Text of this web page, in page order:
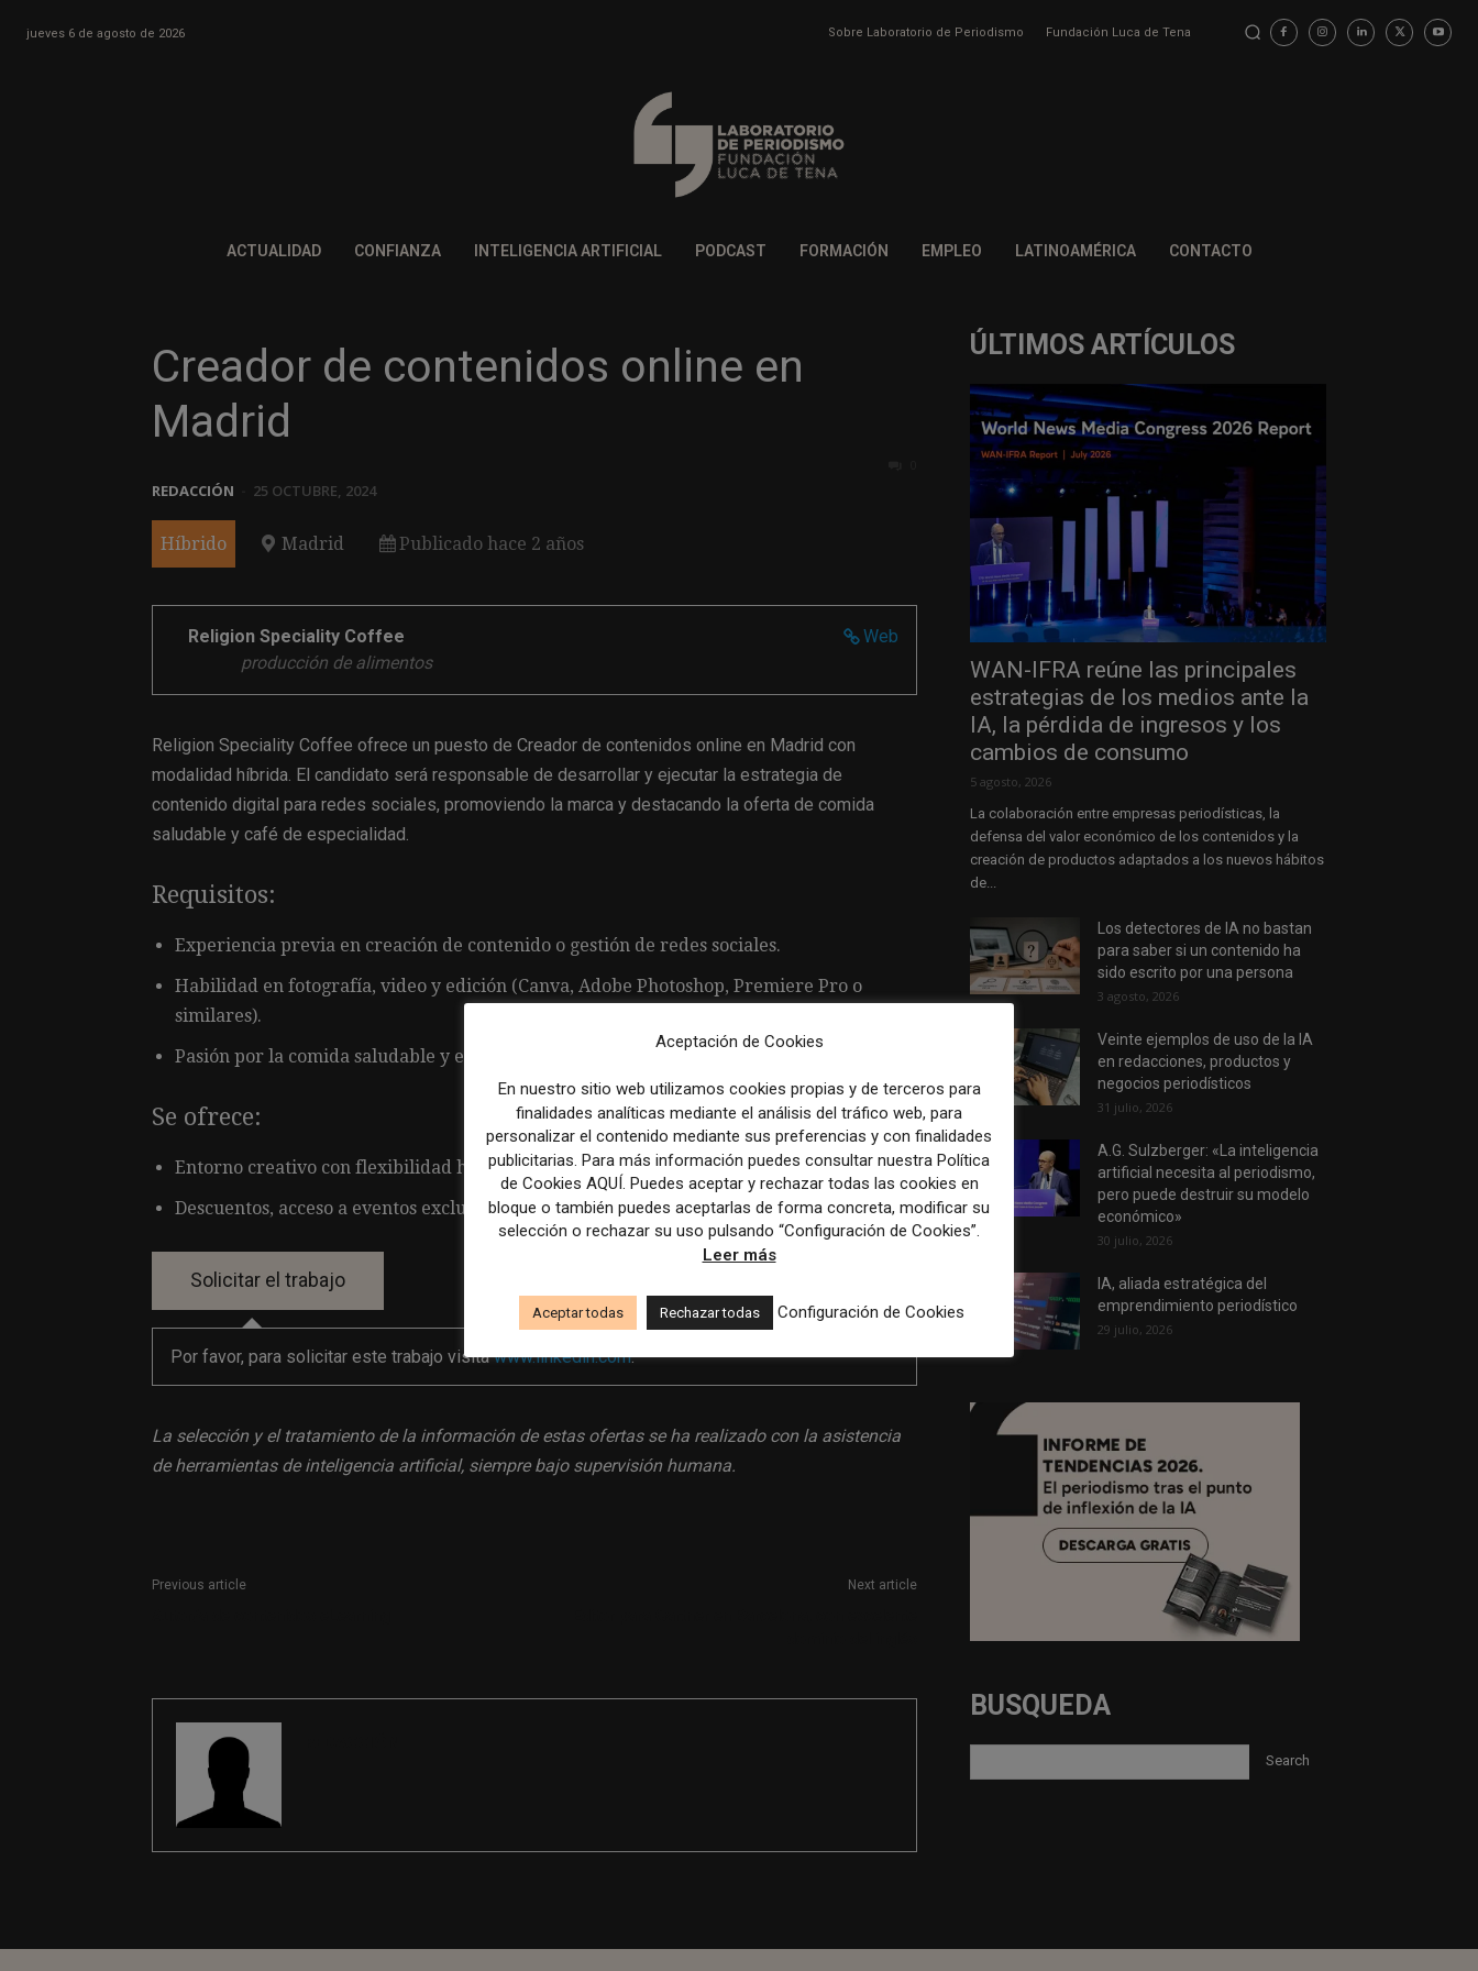
jueves 6 de agosto de 2026 Sobre Laboratorio de Periodismo Fundación Luca de Tena
ACTUALIDAD CONFIANZA INTELIGENCIA ARTIFICIAL PODCAST FORMACIÓN EMPLEO LATINOAMÉRICA CONTACTO
Creador de contenidos online en
Madrid
REDACCIÓN 25 OCTUBRE, 2024
Híbrido Madrid Publicado hace 2 años
Web
Religion Speciality Coffee
producción de alimentos
Religion Speciality Coffee ofrece un puesto de Creador de contenidos online en Madrid con
modalidad híbrida. El candidato será responsable de desarrollar y ejecutar la estrategia de
contenido digital para redes sociales, promoviendo la marca y destacando la oferta de comida
saludable y café de especialidad.
Requisitos:
Experiencia previa en creación de contenido o gestión de redes sociales.
Habilidad en fotografía, video y edición (Canva, Adobe Photoshop, Premiere Pro o
similares).
Pasión por la comida saludable y el café de especialidad.
Se ofrece:
Entorno creativo con flexibilidad horaria.
Descuentos, acceso a eventos exclusivos y oportunidades de colaboración.
Por favor, para solicitar este trabajo visitawww.linkedin.com.
La selección y el tratamiento de la información de estas ofertas se ha realizado con la asistencia
de herramientas de inteligencia artificial, siempre bajo supervisión humana.
Previous article Next article
ÚLTIMOS ARTÍCULOS
WAN-IFRA reúne las principales
estrategias de los medios ante la
IA, la pérdida de ingresos y los
cambios de consumo
5 agosto, 2026
La colaboración entre empresas periodísticas, la
defensa del valor económico de los contenidos y la
creación de productos adaptados a los nuevos hábitos
de...
Los detectores de IA no bastan
para saber si un contenido ha
sido escrito por una persona
3 agosto, 2026
Veinte ejemplos de uso de la IA
en redacciones, productos y
negocios periodísticos
31 julio, 2026
A.G. Sulzberger: «La inteligencia
artificial necesita al periodismo,
pero puede destruir su modelo
económico»
30 julio, 2026
IA, aliada estratégica del
emprendimiento periodístico
29 julio, 2026
BUSQUEDA
Aceptación de Cookies
En nuestro sitio web utilizamos cookies propias y de terceros para
finalidades analíticas mediante el análisis del tráfico web, para
personalizar el contenido mediante sus preferencias y con finalidades
publicitarias. Para más información puedes consultar nuestra Política
de Cookies AQUÍ. Puedes aceptar y rechazar todas las cookies en
bloque o también puedes aceptarlas de forma concreta, modificar su
selección o rechazar su uso pulsando “Configuración de Cookies”.
Leer más
Aceptar todas Rechazar todas Configuración de Cookies